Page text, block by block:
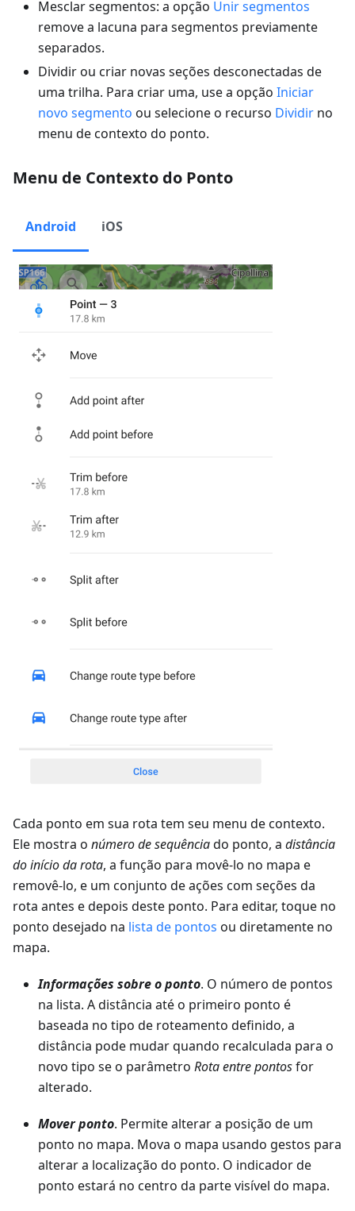
Mesclar segmentos: a opção Unir segmentos
remove a lacuna para segmentos previamente
separados.
Dividir ou criar novas seções desconectadas de
uma trilha. Para criar uma, use a opção Iniciar
novo segmento ou selecione o recurso Dividir no
menu de contexto do ponto.
Menu de Contexto do Ponto
Android iOS
Cada ponto em sua rota tem seu menu de contexto.
Ele mostra o número de sequênciado ponto, a distância
do início da rota, a função para movê-lo no mapa e
removê-lo, e um conjunto de ações com seções da
rota antes e depois deste ponto. Para editar, toque no
ponto desejado na lista de pontos ou diretamente no
mapa.
Informações sobre o ponto. O número de pontos
na lista. A distância até o primeiro ponto é
baseada no tipo de roteamento definido, a
distância pode mudar quando recalculada para o
novo tipo se o parâmetro Rota entre pontosfor
alterado.
Mover ponto. Permite alterar a posição de um
ponto no mapa. Mova o mapa usando gestos para
alterar a localização do ponto. O indicador de
ponto estará no centro da parte visível do mapa.